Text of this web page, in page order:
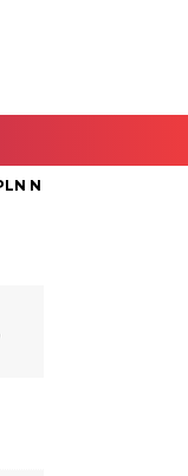
Berbagi Kasih